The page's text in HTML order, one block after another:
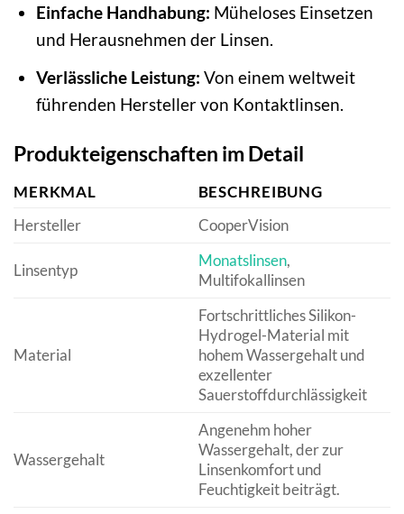
Einfache Handhabung: Müheloses Einsetzen
und Herausnehmen der Linsen.
Verlässliche Leistung: Von einem weltweit
führenden Hersteller von Kontaktlinsen.
Produkteigenschaften im Detail
MERKMAL
BESCHREIBUNG
Hersteller
CooperVision
Linsentyp
Monatslinsen,
Multifokallinsen
Material
Fortschrittliches Silikon-
Hydrogel-Material mit
hohem Wassergehalt und
exzellenter
Sauerstoffdurchlässigkeit
Wassergehalt
Angenehm hoher
Wassergehalt, der zur
Linsenkomfort und
Feuchtigkeit beiträgt.